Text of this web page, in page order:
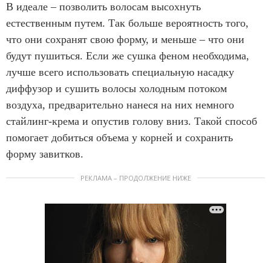
В идеале – позволить волосам высохнуть
естественным путем. Так больше вероятность того,
что они сохранят свою форму, и меньше – что они
будут пушиться. Если же сушка феном необходима,
лучше всего использовать специальную насадку
диффузор и сушить волосы холодным потоком
воздуха, предварительно нанеся на них немного
стайлинг-крема и опустив голову вниз. Такой способ
помогает добиться объема у корней и сохранить
форму завитков.
РЕКЛАМА – ПРОДОЛЖЕНИЕ НИЖЕ